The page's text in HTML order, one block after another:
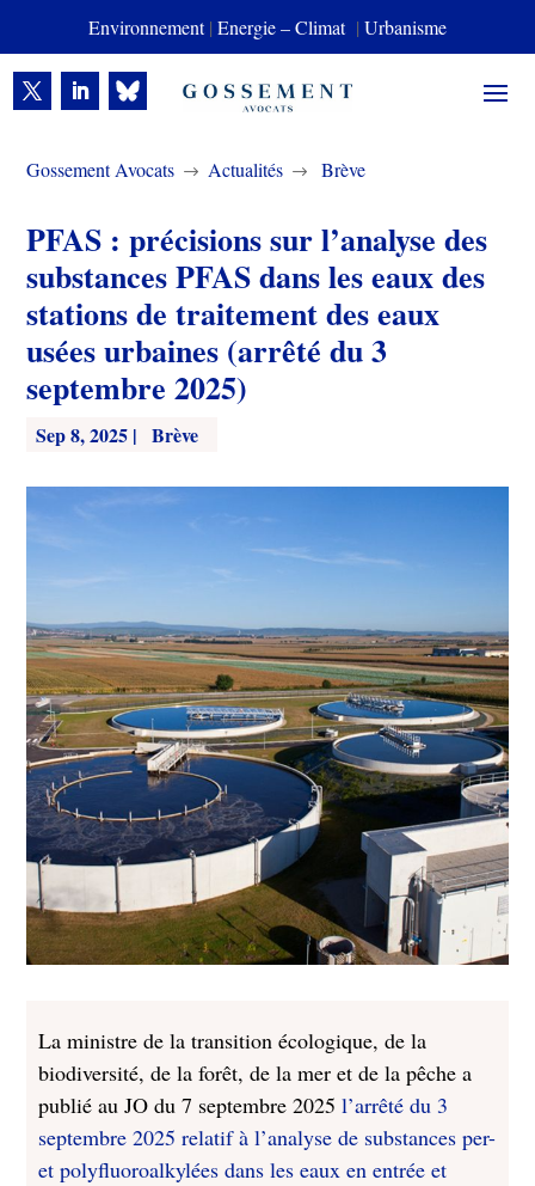
Environnement| Energie – Climat | Urbanisme
Gossement Avocats $ Actualités $ Brève
PFAS : précisions sur l’analyse des
substances PFAS dans les eaux des
stations de traitement des eaux
usées urbaines (arrêté du 3
septembre 2025)
Sep 8, 2025 | Brève
La ministre de la transition écologique, de la
biodiversité, de la forêt, de la mer et de la pêche a
publié au JO du 7 septembre 2025l’arrêté du 3
septembre 2025 relatif à l’analyse de substances per-
et polyfluoroalkylées dans les eaux en entrée et